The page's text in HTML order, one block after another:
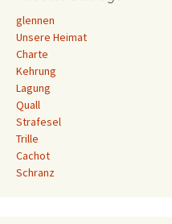
glennen
Unsere Heimat
Charte
Kehrung
Lagung
Quall
Strafesel
Trille
Cachot
Schranz